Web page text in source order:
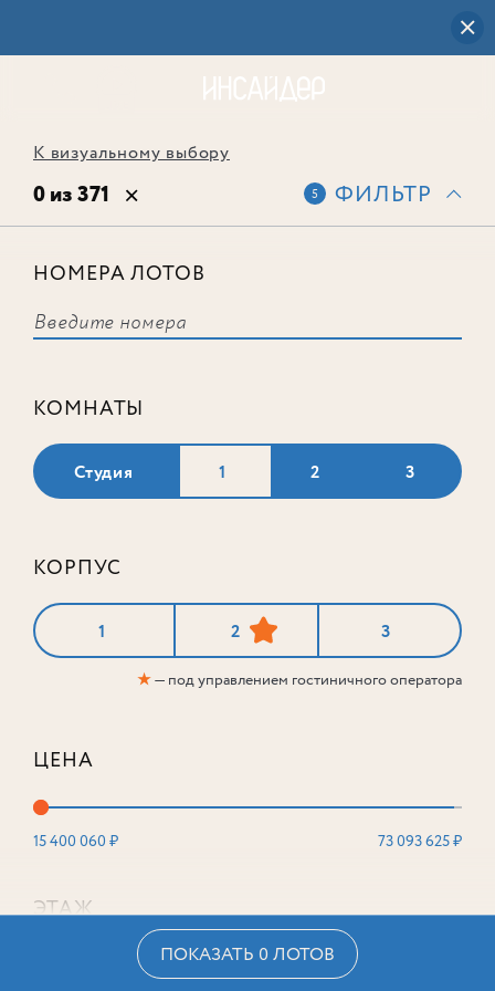
К визуальному выбору
0 из 371 5 ФИЛЬТР
НОМЕРА ЛОТОВ
КОМНАТЫ
Студия 1 2 3
КОРПУС
1 2 3
★— под управлением гостиничного оператора
ЦЕНА
15 400 060 ₽ 73 093 625 ₽
ЭТАЖ
ПОКАЗАТЬ 0 ЛОТОВ
соответствует ни одного лота